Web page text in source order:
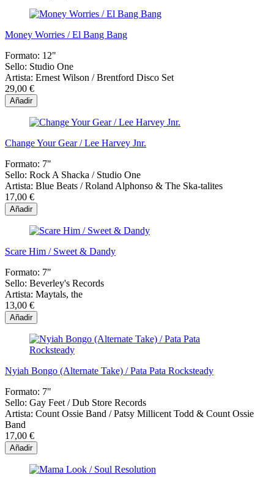
Money Worries / El Bang Bang
Formato: 12"
Sello: Studio One
Artista: Ernest Wilson / Brentford Disco Set
29,00 €
Añadir
Change Your Gear / Lee Harvey Jnr.
Formato: 7"
Sello: Rock A Shacka ‎/ Studio One
Artista: Blue Beats / Roland Alphonso & The Ska-talites
17,00 €
Añadir
Scare Him / Sweet & Dandy
Formato: 7"
Sello: Beverley's Records
Artista: Maytals, the
13,00 €
Añadir
Nyiah Bongo (Alternate Take) / Pata Pata Rocksteady
Formato: 7"
Sello: Gay Feet ‎/ Dub Store Records
Artista: Count Ossie Band / Patsy Millicent Todd & Count Ossie
Band
17,00 €
Añadir